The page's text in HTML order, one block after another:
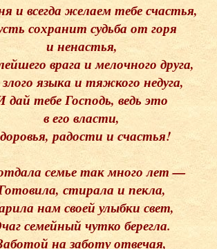
и всегда желаем тебе счастья,
сохранит судьба от горя
и ненастья,
врага и мелочного друга,
языка и тяжкого недуга,
дай тебе Господь, ведь это
в его власти,
радости и счастья!
семье так много лет —
стирала и пекла,
нам своей улыбки свет,
семейный чутко берегла.
на заботу отвечая,